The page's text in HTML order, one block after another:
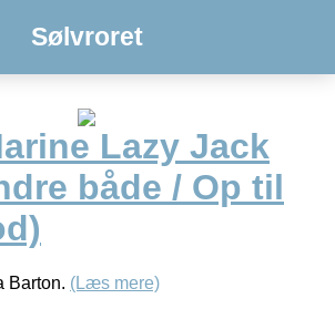
Sølvroret
Lazy Jack
både / Op til
Barton. (Læs mere)